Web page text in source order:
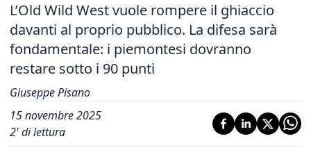
L’Old Wild West vuole rompere il ghiaccio
davanti al proprio pubblico. La difesa sarà
fondamentale: i piemontesi dovranno
restare sotto i 90 punti
Giuseppe Pisano
15 novembre 2025
2' di lettura